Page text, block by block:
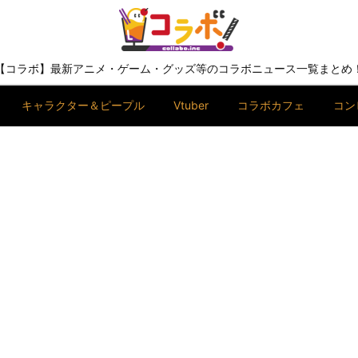
【コラボ】最新アニメ・ゲーム・グッズ等のコラボニュース一覧まとめ！
キャラクター＆ピープル Vtuber コラボカフェ コ